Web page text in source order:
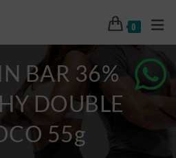
0
BAR 36%
DOUBLE
55g